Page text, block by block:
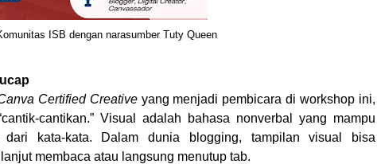
ISB dengan narasumber Tuty Queen
Certified Creativeyang menjadi pembicara di workshop ini,
cantikan.” Visual adalah bahasa nonverbal yang mampu
kata-kata. Dalam dunia blogging, tampilan visual bisa
membaca atau langsung menutup tab.